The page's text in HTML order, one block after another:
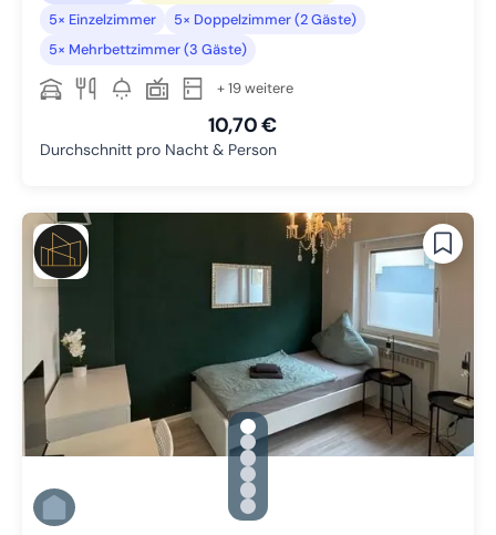
5× Einzelzimmer
5× Doppelzimmer (2 Gäste)
5× Mehrbettzimmer (3 Gäste)
+ 19 weitere
10,70 €
Durchschnitt pro Nacht & Person
gallery.slide_selector
Zu Slide 1 wechseln
Zu Slide 2 wechseln
Zu Slide 3 wechseln
Zu Slide 4 wechseln
Zu Slide 5 wechseln
Zu Slide 6 wechseln